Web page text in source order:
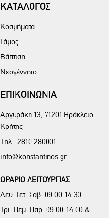
ΚΑΤΑΛΟΓΟΣ
Κοσμήματα
Γάμος
Βάπτιση
Νεογέννητο
ΕΠΙΚΟΙΝΩΝΙΑ
Αργυράκη 13, 71201 Ηράκλειο
Κρήτης
Τηλ.: 2810 280001
info@konstantinos.gr
ΩΡΑΡΙΟ ΛΕΙΤΟΥΡΓΙΑΣ
Δευ. Τετ. Σαβ. 09:00-14:30
Τρι. Πεμ. Παρ. 09:00-14:00 &